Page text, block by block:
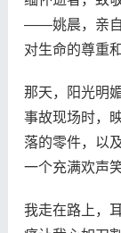
——姚晨，亲自
对生命的尊重
那天，阳光明
事故现场时，
落的零件，以
一个充满欢声
我走在路上，